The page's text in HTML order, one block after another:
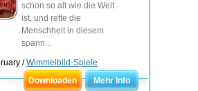
schon so alt wie die Welt
ist, und rette die
Menschheit in diesem
spann...
/Wimmelbild-Spiele
Downloaden
Mehr Info